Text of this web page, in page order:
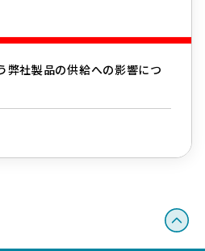
弊社製品の供給への影響につ